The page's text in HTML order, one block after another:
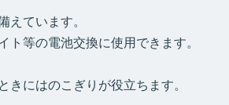
ています。
等の電池交換に使用できます。
きにはのこぎりが役立ちます。